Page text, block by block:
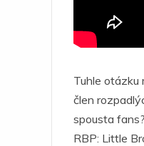
Tuhle otázku
člen
spousta fans?
RBP: Little